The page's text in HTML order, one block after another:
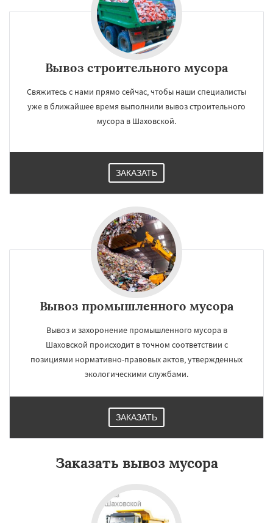
Вывоз строительного мусора
Свяжитесь с нами прямо сейчас, чтобы наши специалисты
уже в ближайшее время выполнили вывоз строительного
мусора в Шаховской.
ЗАКАЗАТЬ
Вывоз промышленного мусора
Вывоз и захоронение промышленного мусора в
Шаховской происходит в точном соответствии с
позициями нормативно-правовых актов, утвержденных
экологическими службами.
ЗАКАЗАТЬ
Заказать вывоз мусора